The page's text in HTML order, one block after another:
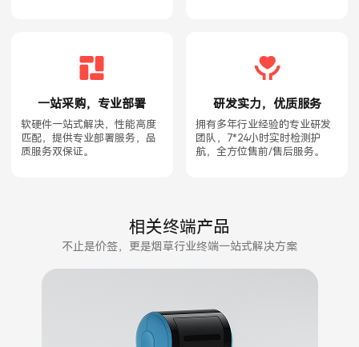
一站采购，专业部署
软硬件一站式解决，性能高度
匹配，提供专业部署服务，品
质服务双保证。
研发实力，优质服务
拥有多年行业经验的专业研发
团队，7*24小时实时检测护
航，全方位售前/售后服务。
相关终端产品
不止是价签，更是烟草行业终端一站式解决方案